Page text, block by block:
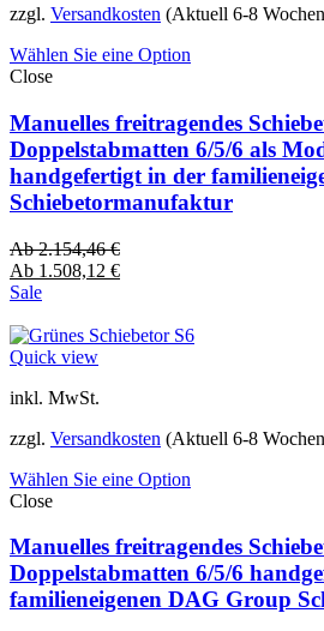
zzgl. Versandkosten (Aktuell 6-8
Wählen Sie eine Option
Close
Manuelles freitragendes
Doppelstabmatten 6/5/6 als
handgefertigt in der
Schiebetormanufaktur
Ab2.154,46€
Ab 1.508,12 €
Sale
Quick view
inkl. MwSt.
zzgl. Versandkosten (Aktuell 6-8
Wählen Sie eine Option
Close
Manuelles freitragendes
Doppelstabmatten 6/5/6
familieneigenen DAG Group